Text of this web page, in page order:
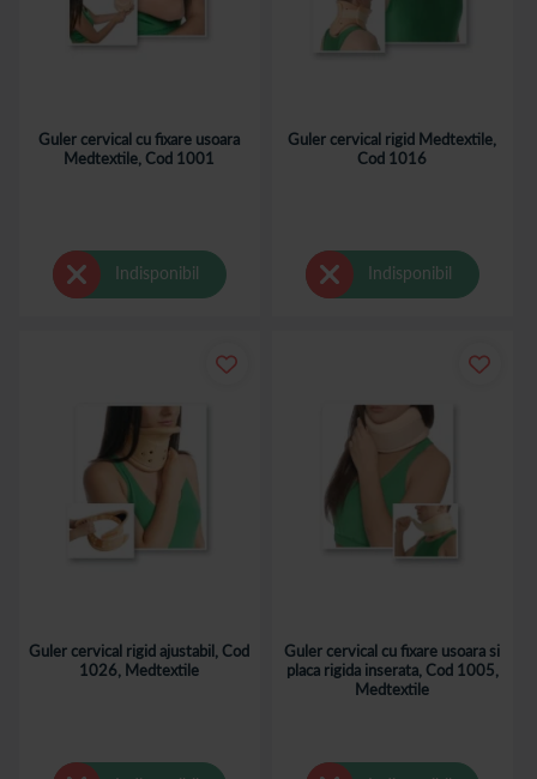
Guler cervical cu fixare usoara
Medtextile, Cod 1001
Indisponibil
Guler cervical rigid Medtextile,
Cod 1016
Indisponibil
Guler cervical rigid ajustabil, Cod
1026, Medtextile
Guler cervical cu fixare usoara si
placa rigida inserata, Cod 1005,
Medtextile